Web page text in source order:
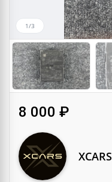
1/3
8 000 ₽
XCARS